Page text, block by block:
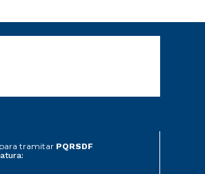
para tramitar PQRSDF